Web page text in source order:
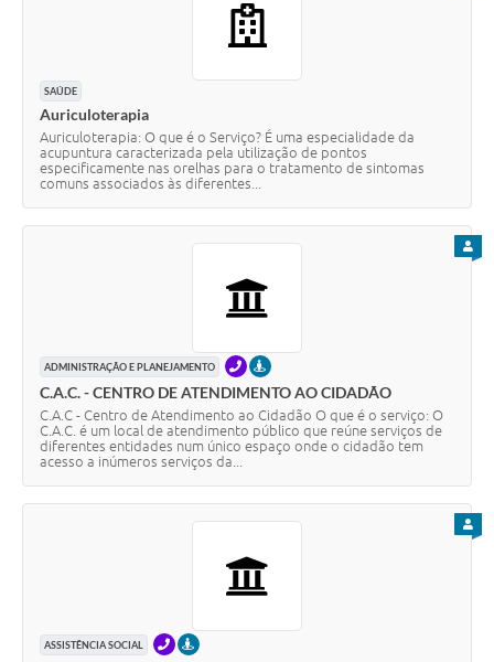
SAÚDE
Auriculoterapia
Auriculoterapia: O que é o Serviço? É uma especialidade da
acupuntura caracterizada pela utilização de pontos
especificamente nas orelhas para o tratamento de sintomas
comuns associados às diferentes...
ADMINISTRAÇÃO E PLANEJAMENTO TELEFONEPRESENCIAL
C.A.C. - CENTRO DE ATENDIMENTO AO CIDADÃO
C.A.C - Centro de Atendimento ao Cidadão O que é o serviço: O
C.A.C. é um local de atendimento público que reúne serviços de
diferentes entidades num único espaço onde o cidadão tem
acesso a inúmeros serviços da...
ASSISTÊNCIA SOCIAL TELEFONEPRESENCIAL